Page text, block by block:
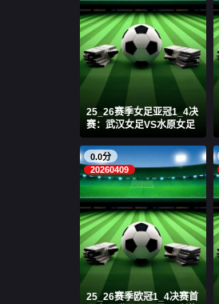
25_26赛季女足亚冠1_4决
赛：武汉女足VS水原女足
0.0分
20260409
25_26赛季欧冠1_4决赛首